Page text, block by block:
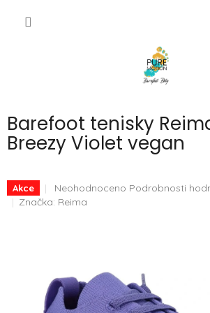
Barefoot tenisky
Breezy Violet vegan
Akce
Průměrné
hodnocení
hvězdiček.
Neohodnoceno Podrobnosti
Značka: Reima